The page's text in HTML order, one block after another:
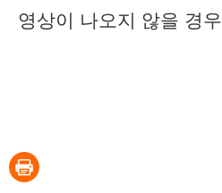
영상이 나오지 않을 경우